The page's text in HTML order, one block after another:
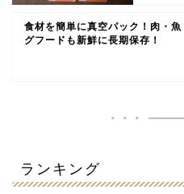
食材を簡単に真空パック！肉・魚
グフードも新鮮に長期保存！
ランキング